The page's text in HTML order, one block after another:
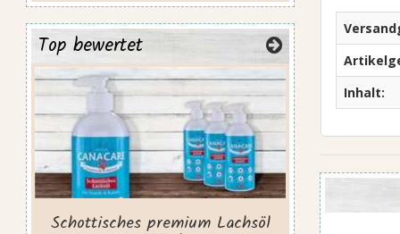
Inhalt:
Top bewertet
Schottisches premium Lachsöl
Preis